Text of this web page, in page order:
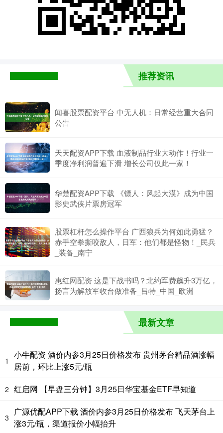
推荐资讯
闻喜股票配资平台 中无人机：日常经营重大合同
公告
天天配资APP下载 血液制品行业大动作！行业一
季度净利润普遍下滑 增长公司仅此一家！
华楚配资APP下载 《镖人：风起大漠》成为中国
影史武侠片票房冠军
股票杠杆怎么操作平台 广西狼兵为何如此勇猛？
赤手空拳撕咬敌人，日军：他们都是怪物！_民兵
_装备_南宁
惠红网配资 这是下战书吗？北约军费飙升3万亿，
扬言为解放军收台做准备_吕特_中国_欧洲
最新文章
1
小牛配资 酒价内参3月25日价格发布 贵州茅台精品酒涨幅
居前，环比上涨5元/瓶
2 红启网 【早盘三分钟】3月25日华宝基金ETF早知道
3
广源优配APP下载 酒价内参3月25日价格发布 飞天茅台上
涨3元/瓶，渠道报价小幅抬升